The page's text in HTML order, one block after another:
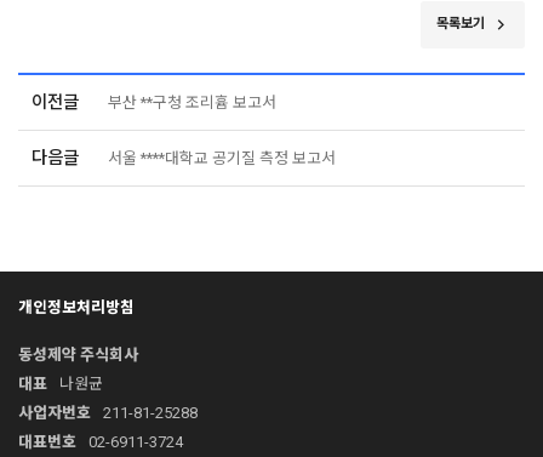
목록보기
이전글 부산 **구청 조리흄 보고서
다음글 서울 ****대학교 공기질 측정 보고서
개인정보처리방침
동성제약 주식회사
대표
나원균
사업자번호
211-81-25288
대표번호
02-6911-3724